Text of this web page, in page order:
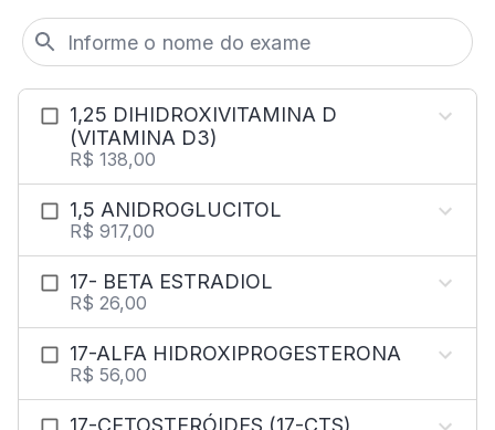
1,25 DIHIDROXIVITAMINA D
(VITAMINA D3)
R$ 138,00
1,5 ANIDROGLUCITOL
R$ 917,00
17- BETA ESTRADIOL
R$ 26,00
17-ALFA HIDROXIPROGESTERONA
R$ 56,00
17-CETOSTERÓIDES (17-CTS)